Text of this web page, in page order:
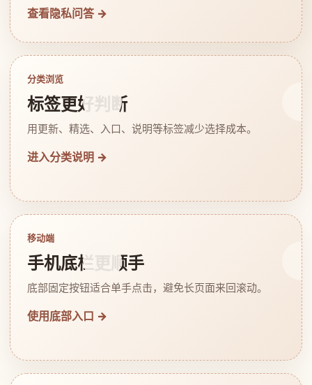
查看隐私问答 →
分类浏览
标签更好判断
用更新、精选、入口、说明等标签减少选择成本。
进入分类说明 →
移动端
手机底栏更顺手
底部固定按钮适合单手点击，避免长页面来回滚动。
使用底部入口 →